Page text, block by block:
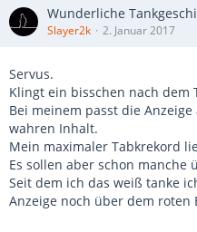
Wunderliche
Slayer2k 2. Januar 2017
Servus.
Klingt ein bisschen nach dem
Bei meinem passt die
wahren Inhalt.
Mein maximaler Tabkrekord
Es sollen aber schon manche
Seit dem ich das weiß tanke
Anzeige noch über dem roten